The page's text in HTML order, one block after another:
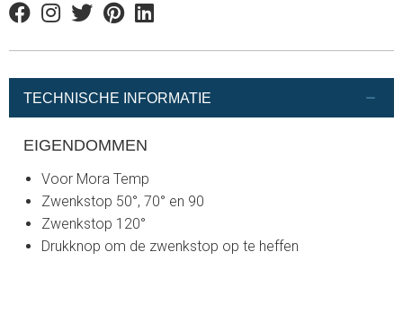
FacebookInstagram
TwitterPinterestLinkedin
TECHNISCHE INFORMATIE
EIGENDOMMEN
Voor Mora Temp
Zwenkstop 50°, 70° en 90
Zwenkstop 120°
Drukknop om de zwenkstop op te heffen